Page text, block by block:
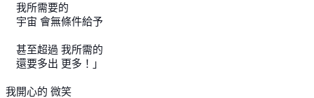
我所需要的
宇宙 會無條件給予
甚至超過 我所需的
還要多出 更多！」
我開心的 微笑